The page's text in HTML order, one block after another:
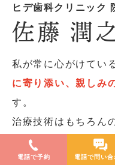
電話で予約 電話で問い合
ヒデ歯科クリニック
佐藤 潤
私が常に心がけてい
に寄り添い、親しみ
す。
治療技術はもちろん
のお悩みを話してい
大切にしています。